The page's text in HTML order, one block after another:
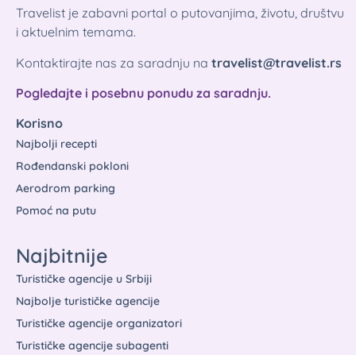
Travelist je zabavni portal o putovanjima, životu, društvu
i aktuelnim temama.
Kontaktirajte nas za saradnju na travelist@travelist.rs
Pogledajte i posebnu ponudu za saradnju.
Korisno
Najbolji recepti
Rođendanski pokloni
Aerodrom parking
Pomoć na putu
Najbitnije
Turističke agencije u Srbiji
Najbolje turističke agencije
Turističke agencije organizatori
Turističke agencije subagenti